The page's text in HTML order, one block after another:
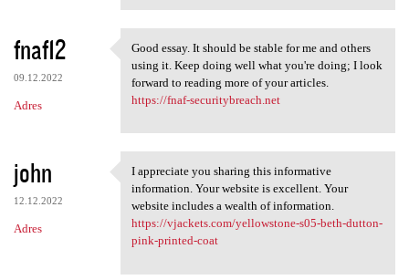
fnaf12
09.12.2022
Adres
Good essay. It should be
Good essay. It should be stable for me and others
using it. Keep doing well what you're doing; I look
forward to reading more of your articles.
https://fnaf-securitybreach.net
john
12.12.2022
Adres
I appreciate you sharing this
I appreciate you sharing this informative
information. Your website is excellent. Your
website includes a wealth of information.
https://vjackets.com/yellowstone-s05-beth-dutton-
pink-printed-coat